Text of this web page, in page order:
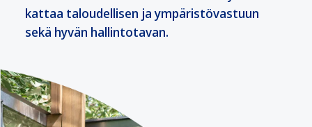
kattaa taloudellisen ja ympäristövastuun
sekä hyvän hallintotavan.